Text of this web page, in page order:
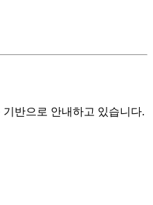
반으로 안내하고 있습니다.